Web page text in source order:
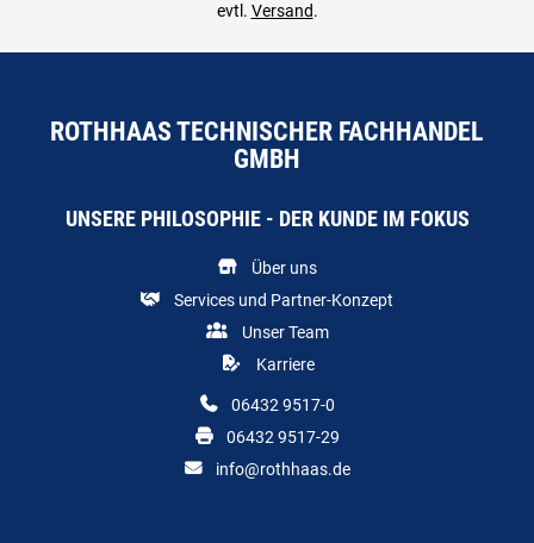
evtl. Versand.
ROTHHAAS TECHNISCHER FACHHANDEL
GMBH
UNSERE PHILOSOPHIE - DER KUNDE IM FOKUS
Über uns
Services und Partner-Konzept
Unser Team
Karriere
06432 9517-0
06432 9517-29
info@rothhaas.de